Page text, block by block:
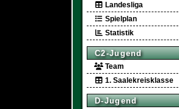
Landesliga
Spielplan
Statistik
C2-Jugend
Team
1. Saalekreisklasse
D-Jugend